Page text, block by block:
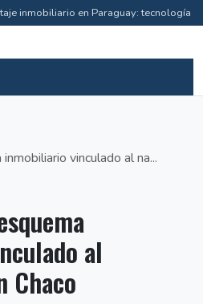
inmobiliario en Paraguay: tecnología
vinculado al na...
al
Chaco